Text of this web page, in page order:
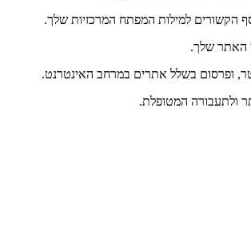
הקשורים למילות המפתח המרכזיות שלך.
האתר שלך.
ופרסום בשלל אתרים במרחב האינטרנט.
ולתעבורה המטופלת.